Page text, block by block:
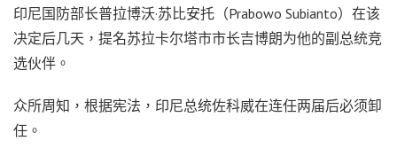
印尼国防部长普拉博沃·苏比安托（Prabowo Subianto）在该
决定后几天，提名苏拉卡尔塔市市长吉博朗为他的副总统竞
选伙伴。
众所周知，根据宪法，印尼总统佐科威在连任两届后必须卸
任。